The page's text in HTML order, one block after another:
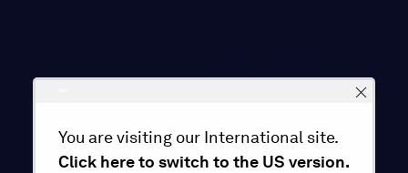
You are visiting our International site.
Click here to switch to the US version.